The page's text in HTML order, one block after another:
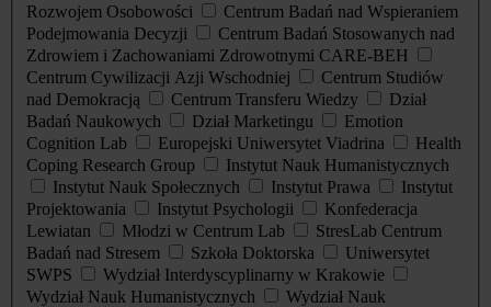
Rozwojem Osobowości
Centrum Badań nad Wspieraniem
Podejmowania Decyzji
Centrum Badań Stosowanych nad
Zdrowiem i Zachowaniami Zdrowotnymi CARE-BEH
Centrum Cywilizacji Azji Wschodniej
Centrum Studiów
nad Demokracją
Centrum Transferu Wiedzy
Dział
Badań Naukowych
Dział Marketingu
Emotion
Cognition Lab
Europejski Uniwersytet Viadrina
Health
Coping Research Group
Instytut Nauk Humanistycznych
Instytut Nauk Społecznych
Instytut Prawa
Instytut
Projektowania
Instytut Psychologii
Konfederacja
Lewiatan
Młodzi w Centrum Lab
StresLab Centrum
Badań nad Stresem
Szkoła Doktorska
Uniwersytet
SWPS
Wydział Interdyscyplinarny w Krakowie
Wydział Nauk Humanistycznych
Wydział Nauk